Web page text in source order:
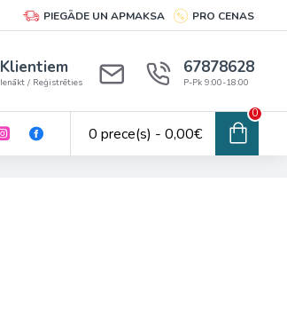
PIEGĀDE UN APMAKSA PRO CENAS
Klientiem
Ienākt / Reģistrēties
67878628
P-Pk 9:00-18:00
0 prece(s) - 0,00€
0